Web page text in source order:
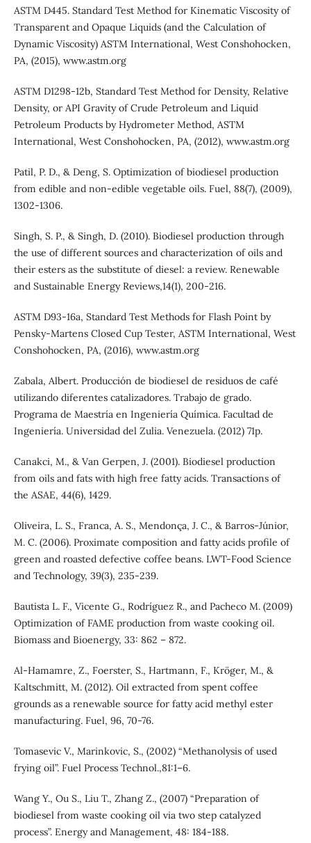
ASTM D445. Standard Test Method for Kinematic Viscosity of
Transparent and Opaque Liquids (and the Calculation of
Dynamic Viscosity) ASTM International, West Conshohocken,
PA, (2015), www.astm.org
ASTM D1298-12b, Standard Test Method for Density, Relative
Density, or API Gravity of Crude Petroleum and Liquid
Petroleum Products by Hydrometer Method, ASTM
International, West Conshohocken, PA, (2012), www.astm.org
Patil, P. D., & Deng, S. Optimization of biodiesel production
from edible and non-edible vegetable oils. Fuel, 88(7), (2009),
1302-1306.
Singh, S. P., & Singh, D. (2010). Biodiesel production through
the use of different sources and characterization of oils and
their esters as the substitute of diesel: a review. Renewable
and Sustainable Energy Reviews,14(1), 200-216.
ASTM D93-16a, Standard Test Methods for Flash Point by
Pensky-Martens Closed Cup Tester, ASTM International, West
Conshohocken, PA, (2016), www.astm.org
Zabala, Albert. Producción de biodiesel de residuos de café
utilizando diferentes catalizadores. Trabajo de grado.
Programa de Maestría en Ingeniería Química. Facultad de
Ingeniería. Universidad del Zulia. Venezuela. (2012) 71p.
Canakci, M., & Van Gerpen, J. (2001). Biodiesel production
from oils and fats with high free fatty acids. Transactions of
the ASAE, 44(6), 1429.
Oliveira, L. S., Franca, A. S., Mendonça, J. C., & Barros-Júnior,
M. C. (2006). Proximate composition and fatty acids profile of
green and roasted defective coffee beans. LWT-Food Science
and Technology, 39(3), 235-239.
Bautista L. F., Vicente G., Rodríguez R., and Pacheco M. (2009)
Optimization of FAME production from waste cooking oil.
Biomass and Bioenergy, 33: 862 – 872.
Al-Hamamre, Z., Foerster, S., Hartmann, F., Kröger, M., &
Kaltschmitt, M. (2012). Oil extracted from spent coffee
grounds as a renewable source for fatty acid methyl ester
manufacturing. Fuel, 96, 70-76.
Tomasevic V., Marinkovic, S., (2002) “Methanolysis of used
frying oil”. Fuel Process Technol.,81:1–6.
Wang Y., Ou S., Liu T., Zhang Z., (2007) “Preparation of
biodiesel from waste cooking oil via two step catalyzed
process”. Energy and Management, 48: 184-188.